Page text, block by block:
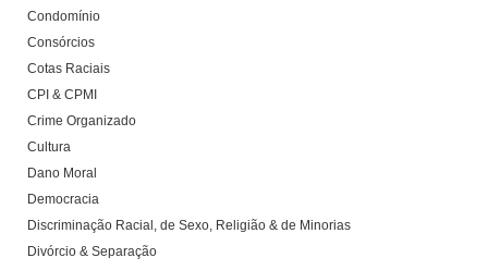
Condomínio
Consórcios
Cotas Raciais
CPI & CPMI
Crime Organizado
Cultura
Dano Moral
Democracia
Discriminação Racial, de Sexo, Religião & de Minorias
Divórcio & Separação